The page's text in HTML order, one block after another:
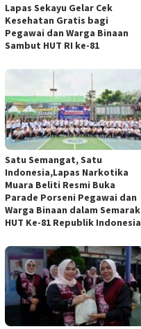
Lapas Sekayu Gelar Cek
Kesehatan Gratis bagi
Pegawai dan Warga Binaan
Sambut HUT RI ke-81
Satu Semangat, Satu
Indonesia,Lapas Narkotika
Muara Beliti Resmi Buka
Parade Porseni Pegawai dan
Warga Binaan dalam Semarak
HUT Ke-81 Republik Indonesia